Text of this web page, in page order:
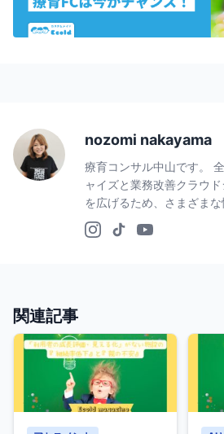
nozomi nakayama
療育コンサル中山です。
ャイズと業務改善クラウ
を広げるため、さまざま
関連記事